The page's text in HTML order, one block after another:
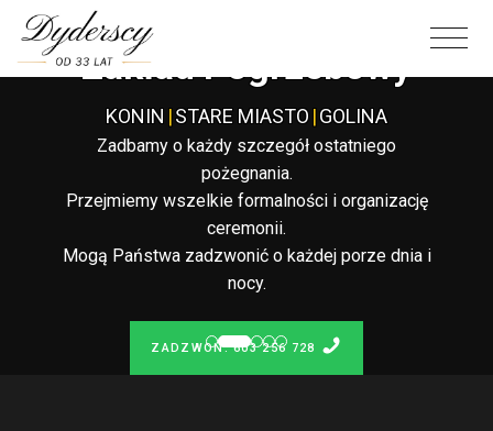
Całodobowy
Zakład Pogrzebowy
KONIN |STARE MIASTO |GOLINA
Zadbamy o każdy szczegół ostatniego
pożegnania.
Przejmiemy wszelkie formalności i organizację
ceremonii.
Mogą Państwa zadzwonić o każdej porze dnia i
nocy.
ZADZWOŃ: 603 256 728